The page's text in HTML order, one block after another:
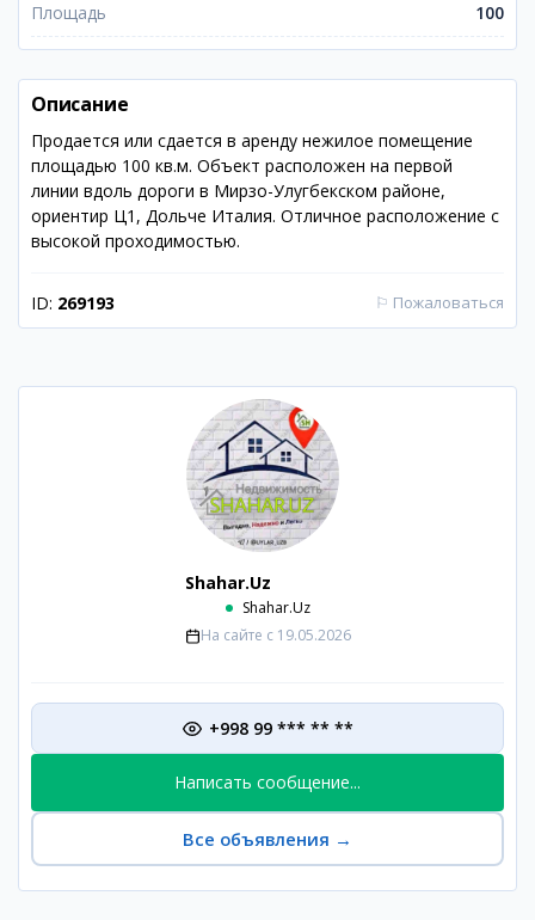
Площадь 100
Описание
Продается или сдается в аренду нежилое помещение
площадью 100 кв.м. Объект расположен на первой
линии вдоль дороги в Мирзо-Улугбекском районе,
ориентир Ц1, Дольче Италия. Отличное расположение с
высокой проходимостью.
ID: 269193 ⚐ Пожаловаться
Shahar.Uz
Shahar.Uz
На сайте с 19.05.2026
+998 99 *** ** **
Написать сообщение...
Все объявления →